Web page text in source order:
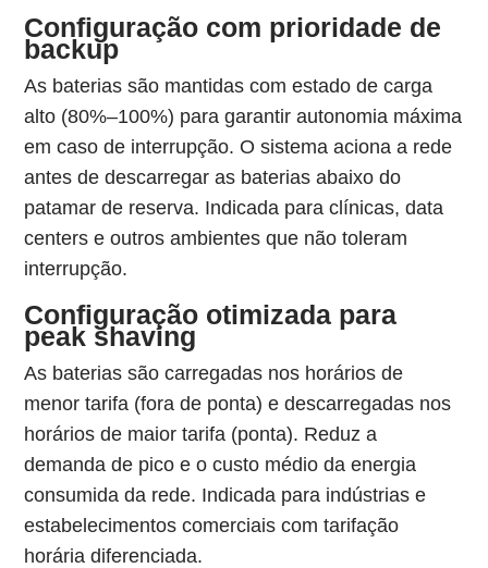
Configuração com prioridade de
backup
As baterias são mantidas com estado de carga
alto (80%–100%) para garantir autonomia máxima
em caso de interrupção. O sistema aciona a rede
antes de descarregar as baterias abaixo do
patamar de reserva. Indicada para clínicas, data
centers e outros ambientes que não toleram
interrupção.
Configuração otimizada para
peak shaving
As baterias são carregadas nos horários de
menor tarifa (fora de ponta) e descarregadas nos
horários de maior tarifa (ponta). Reduz a
demanda de pico e o custo médio da energia
consumida da rede. Indicada para indústrias e
estabelecimentos comerciais com tarifação
horária diferenciada.